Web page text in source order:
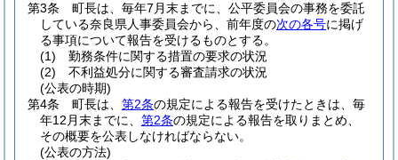
第3条
町長は、毎年7月末までに、公平委員会の事務を委託
している奈良県人事委員会から、前年度の次の各号に掲げ
る事項について報告を受けるものとする。
(1)
勤務条件に関する措置の要求の状況
(2)
不利益処分に関する審査請求の状況
(公表の時期)
第4条
町長は、 第2条の規定による報告を受けたときは、毎
年12月末までに、 第2条の規定による報告を取りまとめ、
その概要を公表しなければならない。
(公表の方法)